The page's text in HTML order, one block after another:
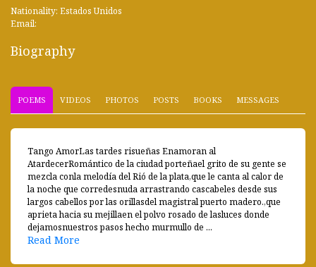
Nationality: Estados Unidos
Email:
Biography
POEMS VIDEOS PHOTOS POSTS BOOKS MESSAGES
Tango AmorLas tardes risueñas Enamoran al
AtardecerRomántico de la ciudad porteñael grito de su gente se
mezcla conla melodía del Rió de la plata,que le canta al calor de
la noche que corredesnuda arrastrando cascabeles desde sus
largos cabellos por las orillasdel magistral puerto madero.,que
aprieta hacia su mejillaen el polvo rosado de lasluces donde
dejamosnuestros pasos hecho murmullo de ...
Read More